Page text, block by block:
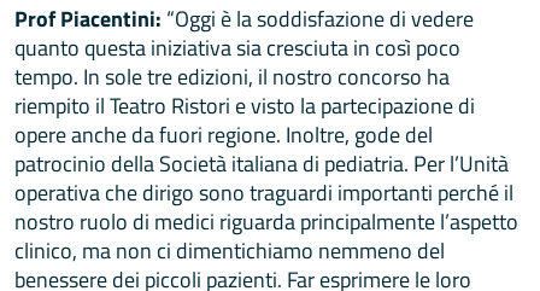
Prof Piacentini: “Oggi è la soddisfazione di vedere
quanto questa iniziativa sia cresciuta in così poco
tempo. In sole tre edizioni, il nostro concorso ha
riempito il Teatro Ristori e visto la partecipazione di
opere anche da fuori regione. Inoltre, gode del
patrocinio della Società italiana di pediatria. Per l’Unità
operativa che dirigo sono traguardi importanti perché il
nostro ruolo di medici riguarda principalmente l’aspetto
clinico, ma non ci dimentichiamo nemmeno del
benessere dei piccoli pazienti. Far esprimere le loro